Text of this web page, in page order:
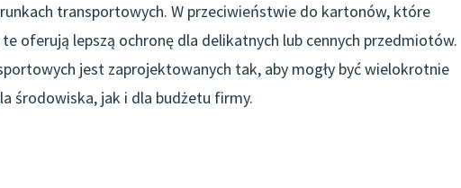
transportowych. W przeciwieństwie do kartonów, które
oferują lepszą ochronę dla delikatnych lub cennych przedmiotów.
jest zaprojektowanych tak, aby mogły być wielokrotnie
środowiska, jak i dla budżetu firmy.